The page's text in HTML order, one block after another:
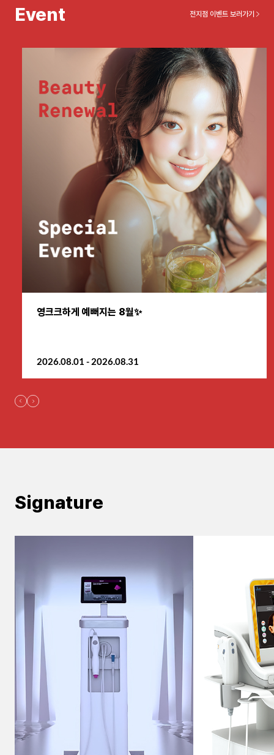
분당점
신논현점
이천점
인천부평점
천안신부점
청주점
홍대점
Event 전지점 이벤트 보러가기
영크크하게 예뻐지는 8월✨
2026.08.01 - 2026.08.31
Signature